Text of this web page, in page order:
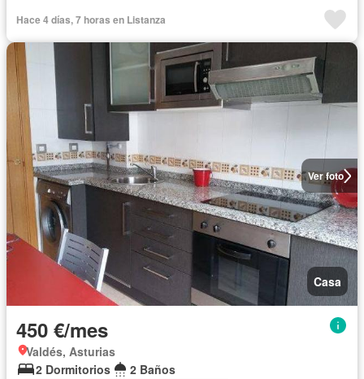
Hace 4 días, 7 horas en Listanza
Ver foto
Casa
450 €/mes
Valdés, Asturias
2 Dormitorios
2 Baños